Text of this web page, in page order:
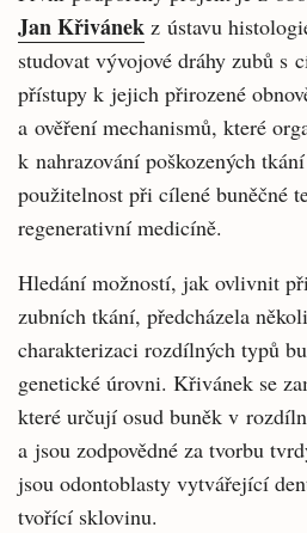
Jan Křivánek z ústavu
studovat vývojové dráhy zubů s
přístupy k jejich přirozené
a ověření mechanismů, které
k nahrazování poškozených
použitelnost při cílené buněčné
regenerativní medicíně.
Hledání možností, jak ovlivnit
zubních tkání, předcházela
charakterizaci rozdílných typů
genetické úrovni. Křivánek se
které určují osud buněk v
a jsou zodpovědné za tvorbu
jsou odontoblasty vytvářející
tvořící sklovinu.